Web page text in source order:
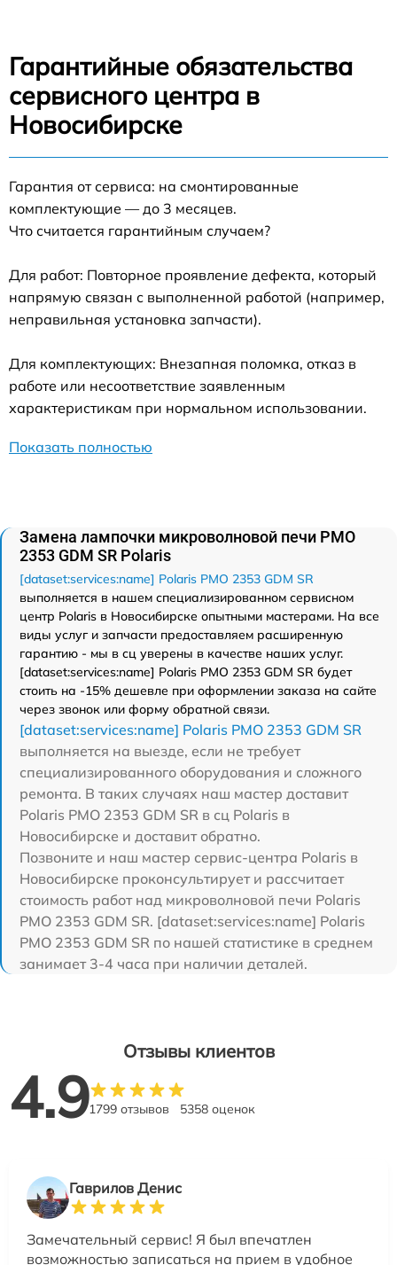
Гарантийные обязательства
сервисного центра в
Новосибирске
Гарантия от сервиса: на смонтированные
комплектующие — до 3 месяцев.
Что считается гарантийным случаем?
Для работ: Повторное проявление дефекта, который
напрямую связан с выполненной работой (например,
неправильная установка запчасти).
Для комплектующих: Внезапная поломка, отказ в
работе или несоответствие заявленным
характеристикам при нормальном использовании.
Показать полностью
Замена лампочки микроволновой печи PMO
2353 GDM SR Polaris
[dataset:services:name] Polaris PMO 2353 GDM SR
выполняется в нашем специализированном сервисном
центр Polaris в Новосибирске опытными мастерами. На все
виды услуг и запчасти предоставляем расширенную
гарантию - мы в сц уверены в качестве наших услуг.
[dataset:services:name] Polaris PMO 2353 GDM SR будет
стоить на -15% дешевле при оформлении заказа на сайте
через звонок или форму обратной связи.
[dataset:services:name] Polaris PMO 2353 GDM SR
выполняется на выезде, если не требует
специализированного оборудования и сложного
ремонта. В таких случаях наш мастер доставит
Polaris PMO 2353 GDM SR в сц Polaris в
Новосибирске и доставит обратно.
Позвоните и наш мастер сервис-центра Polaris в
Новосибирске проконсультирует и рассчитает
стоимость работ над микроволновой печи Polaris
PMO 2353 GDM SR. [dataset:services:name] Polaris
PMO 2353 GDM SR по нашей статистике в среднем
занимает 3-4 часа при наличии деталей.
Отзывы клиентов
4.91799 отзывов 5358 оценок
Гаврилов Денис
Замечательный сервис! Я был впечатлен
возможностью записаться на прием в удобное